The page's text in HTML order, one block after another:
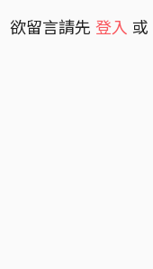
你聽著嗎
欲留言請先 登入 或